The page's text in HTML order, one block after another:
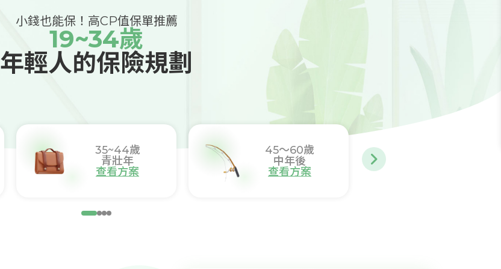
小錢也能保！高CP值保單推薦
19~34歲
年輕人的保險規劃
35~44歲
青壯年
查看方案
45～60歲
中年後
查看方案